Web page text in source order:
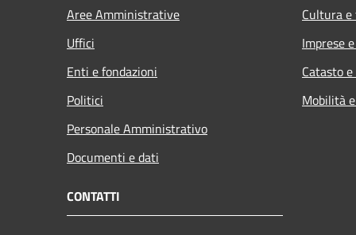
Aree Amministrative
Uffici
Enti e fondazioni
Politici
Personale Amministrativo
Documenti e dati
Cultura
Imprese
Catasto
Mobilità
CONTATTI